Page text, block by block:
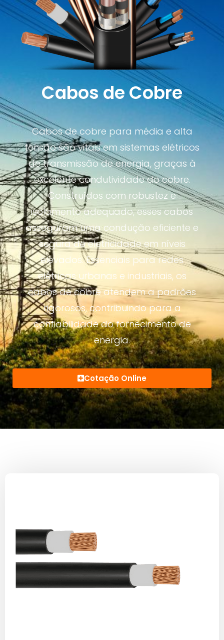
Cabos de Cobre
Cabos de cobre para média e alta
tensão são vitais em sistemas elétricos
de transmissão de energia, graças à
excelente condutividade do cobre.
Construídos com robustez e
isolamento adequado, esses cabos
asseguram uma condução eficiente e
segura de eletricidade em níveis
elevados. Essenciais para redes
elétricas urbanas e industriais, os
cabos de cobre atendem a padrões
rigorosos, contribuindo para a
confiabilidade do fornecimento de
energia.
Cotação Online